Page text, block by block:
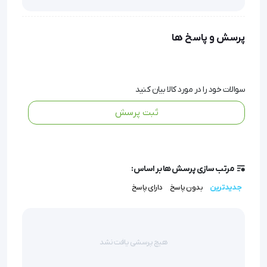
ضروری برای مراکز تصویربرداری پزشکی است که با استفاده
این محصول به دلیل قابلیت تنظیم شدت نور به صورت
دستی و وجود تکنولوژی LGP و LED تایوانی، وضوحی
همچنین با داشتن سنسور تشخیص فیلم و سیستم
نگاتوسکوپ چهار خانه رادیولوژی با طراحی دیواری و ابعاد
پرسش و پاسخ ها
سوالات خود را در مورد کالا بیان کنید
ثبت پرسش
مرتب سازی پرسش ها بر اساس:
جدیدترین بدون پاسخ دارای پاسخ
هیچ پرسشی یافت نشد